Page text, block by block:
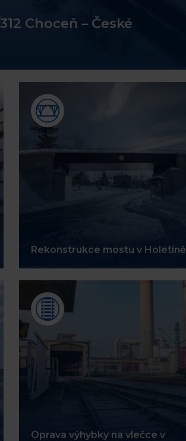
Choceň – České
Rekonstrukce mostu v Holetíně
Oprava výhybky na vlečce v